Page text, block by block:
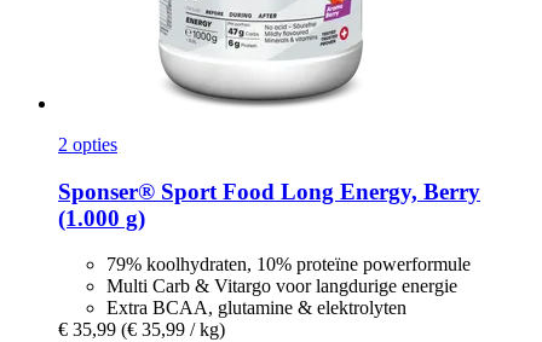
2 opties
Sponser® Sport Food Long Energy, Berry
(1.000 g)
79% koolhydraten, 10% proteïne powerformule
Multi Carb & Vitargo voor langdurige energie
Extra BCAA, glutamine & elektrolyten
€ 35,99 (€ 35,99 / kg)